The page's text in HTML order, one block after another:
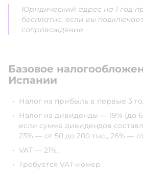
Юридический адрес на 1 год
бесплатно, если вы
сопровождение
Базовое
Испании
Налог на прибыль в первые 3
Налог на дивиденды — 19% (до
если сумма дивидендов
23% — от 50 до 200 тыс., 26% —
VAT — 21%.
Требуется VAT-номер